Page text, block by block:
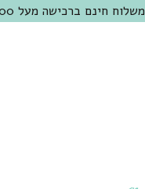
משלוח חינם ברכישה מעל 300 ש"ח | אופציה למשלוח מהיום להיום באזור המרכז | מוזמנים לבקר בחנות בכפר שמריהו